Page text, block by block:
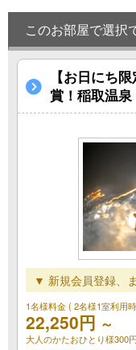
このお部屋で選択
【お日にち
賞！稲取温
▼ 新規会員登録、
1名様料金( 2名様1室利用
22,250円 ～
大人のかたおひとり様300